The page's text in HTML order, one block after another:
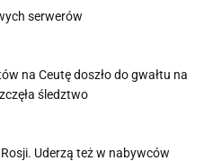
serwerów
na Ceutę doszło do gwałtu na
śledztwo
Uderzą też w nabywców